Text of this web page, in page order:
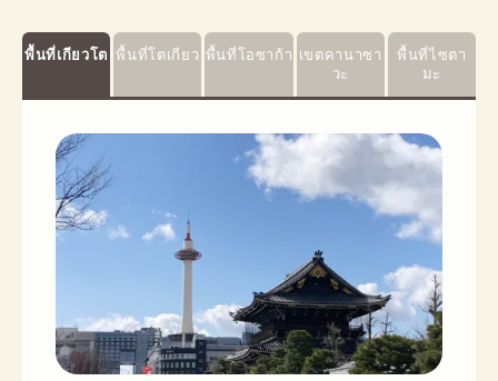
พื้นที่เกียวโต พื้นที่โตเกียว พื้นที่โอซาก้า เขตคานาซา
วะ
พื้นที่ไซตา
มะ